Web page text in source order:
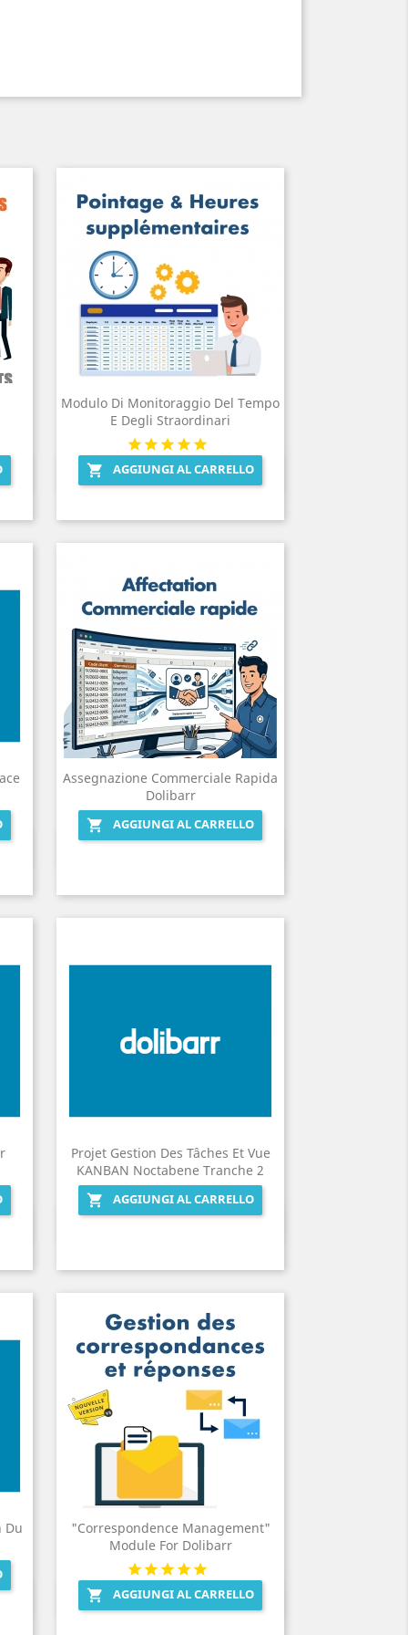
Modulo Di Monitoraggio Del Tempo
E Degli Straordinari
 AGGIUNGI AL CARRELLO
Anteprima
Assegnazione Commerciale Rapida
Dolibarr

AGGIUNGI AL CARRELLO
Projet Gestion Des Tâches Et Vue
KANBAN Noctabene Tranche 2

AGGIUNGI AL CARRELLO
Du
"Correspondence Management"
Module For Dolibarr
 AGGIUNGI AL CARRELLO
Anteprima